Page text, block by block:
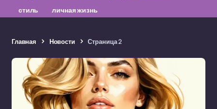
стиль
личная жизнь
Главная Новости Страница 2